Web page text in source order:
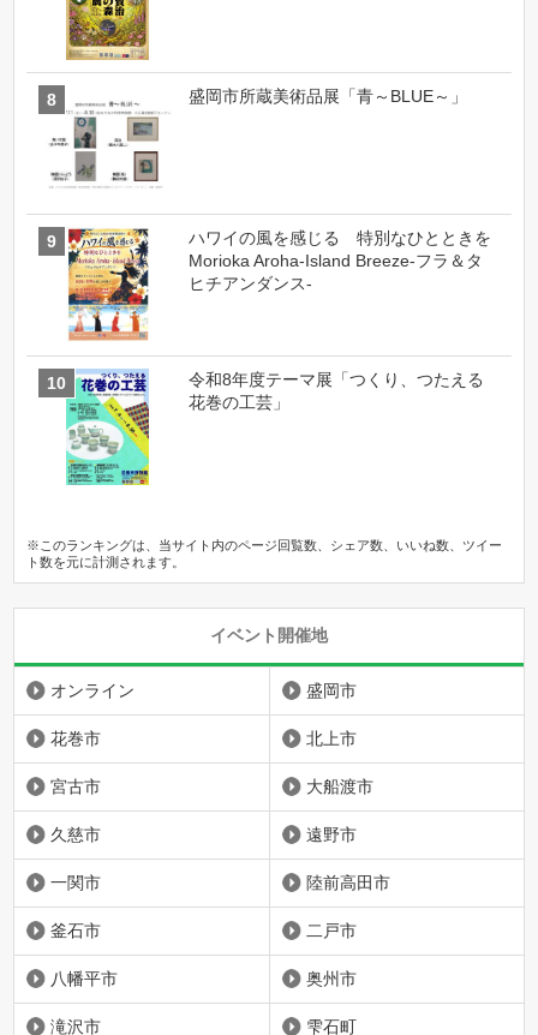
盛岡市所蔵美術品展「青～BLUE～」
ハワイの風を感じる 特別なひとときを
Morioka Aroha-Island Breeze-フラ＆タ
ヒチアンダンス-
令和8年度テーマ展「つくり、つたえる
花巻の工芸」
※このランキングは、当サイト内のページ回覧数、シェア数、いいね数、ツイー
ト数を元に計測されます。
イベント開催地
オンライン 盛岡市
花巻市 北上市
宮古市 大船渡市
久慈市 遠野市
一関市 陸前高田市
釜石市 二戸市
八幡平市 奥州市
滝沢市 雫石町